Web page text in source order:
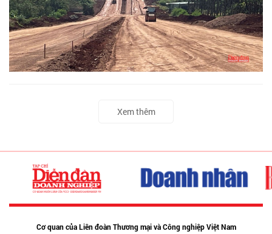
Xem thêm
Cơ quan của Liên đoàn Thương mại và Công nghiệp Việt Nam